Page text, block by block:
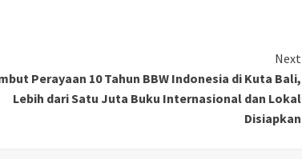
Next
Perayaan 10 Tahun BBW Indonesia di Kuta Bali,
Lebih dari Satu Juta Buku Internasional dan Lokal
Disiapkan